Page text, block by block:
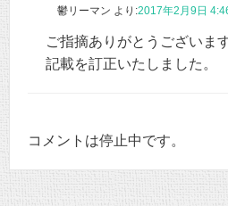
鬱リーマン より:2017年2月9日
ご指摘ありがとうございます
記載を訂正いたしました。
コメントは停止中です。